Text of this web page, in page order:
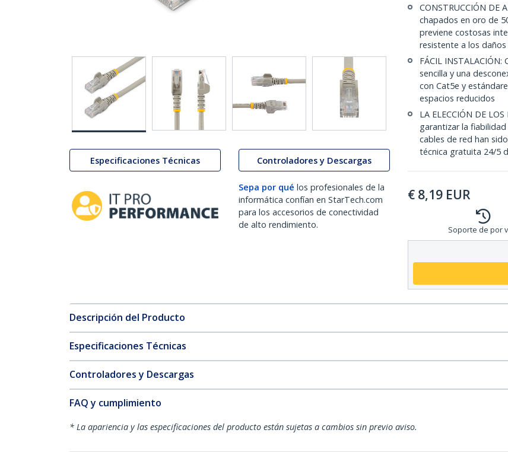
Especificaciones Técnicas Controladores y Descargas
Sepa por qué los profesionales de la
informática confían en StarTech.com
para los accesorios de conectividad
de alto rendimiento.
CONSTRUCCIÓN DE
chapados en oro de
previene costosas
resistente a los daños
FÁCIL
sencilla y una
con Cat5e y
espacios reducidos
LA ELECCIÓN DE
garantizar la
cables de red han
técnica gratuita 24/5
€ 8,19 EUR
Soporte de por
Descripción del Producto
Especificaciones Técnicas
Controladores y Descargas
FAQ y cumplimiento
* La apariencia y las especificaciones del producto están sujetas a cambios sin previo aviso.